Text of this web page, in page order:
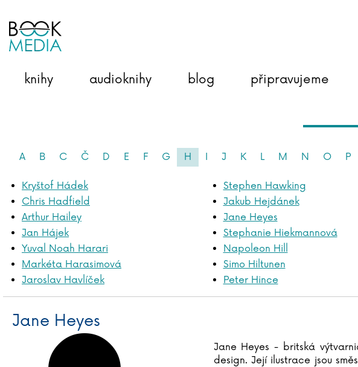
knihy audioknihy blog připravujeme
A B C Č D E F G H I J K L M N O P
Kryštof Hádek
Chris Hadfield
Arthur Hailey
Jan Hájek
Yuval Noah Harari
Markéta Harasimová
Jaroslav Havlíček
Stephen Hawking
Jakub Hejdánek
Jane Heyes
Stephanie Hiekmannová
Napoleon Hill
Simo Hiltunen
Peter Hince
Jane Heyes
Jane Heyes - britská
design. Její ilustrace jsou